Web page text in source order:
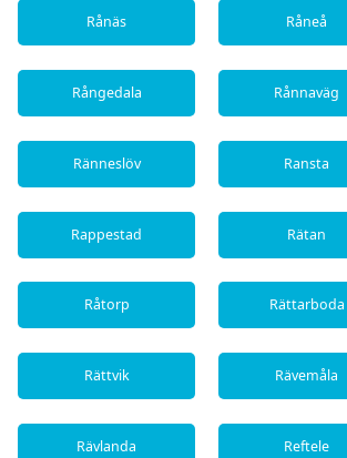
Rånäs Råneå
Rångedala Rånnaväg
Ränneslöv Ransta
Rappestad Rätan
Råtorp Rättarboda
Rättvik Rävemåla
Rävlanda Reftele